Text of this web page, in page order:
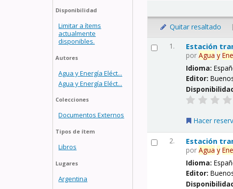
Disponibilidad
Limitar a ítems
actualmente
disponibles.
Autores
Agua y Energía Eléct...
Agua y Energía Eléct...
Colecciones
Documentos Externos
Tipos de ítem
Libros
Lugares
Argentina
Quitar resaltado |
1. Estación
porAgua y
Idioma:
Editor:
Hacer
2. Estación
porAgua y
Idioma:
Editor: